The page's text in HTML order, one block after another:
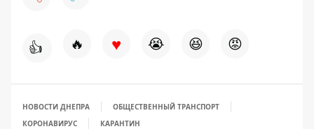
👍 🔥 ♥ 😭 😆 😡
НОВОСТИ ДНЕПРА
ОБЩЕСТВЕННЫЙ ТРАНСПОРТ
КОРОНАВИРУС
КАРАНТИН